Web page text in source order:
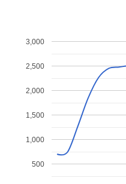
500
1,000
1,500
2,000
2,500
3,000